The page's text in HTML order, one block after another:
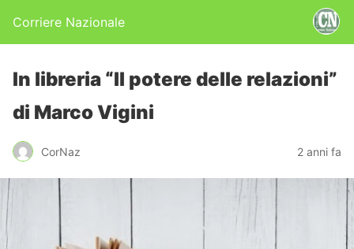
Corriere Nazionale
In libreria “Il potere delle relazioni”
di Marco Vigini
CorNaz 2 anni fa